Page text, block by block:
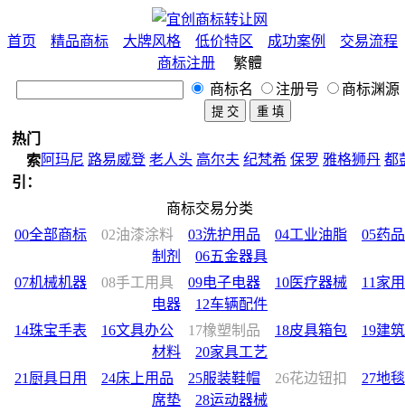
首页 精品商标 大牌风格 低价特区 成功案例
交易流程
商标注册
繁體
商标名
注册号 商标渊源
热门
索
引：
路易威登 老人头 高尔夫 纪梵希 保罗 雅格狮丹 都彭 骆驼
BOSS 彪马 鳄鱼
装 男装 童装 中国风 法国 意大利 美国 日本 西班牙 韩国
国 墨西哥 花化公子 公鸡 阿玛尼
商标交易分类
00全部商标
02油漆涂料 03洗护用品 04工业油脂
05药品
制剂
06五金器具
07机械机器
08手工用具 09电子电器 10医疗器械
11家用
电器
12车辆配件
14珠宝手表
16文具办公 17橡塑制品 18皮具箱包
19建筑
材料
20家具工艺
21厨具日用
24床上用品 25服装鞋帽 26花边钮扣
27地毯
席垫
28运动器械